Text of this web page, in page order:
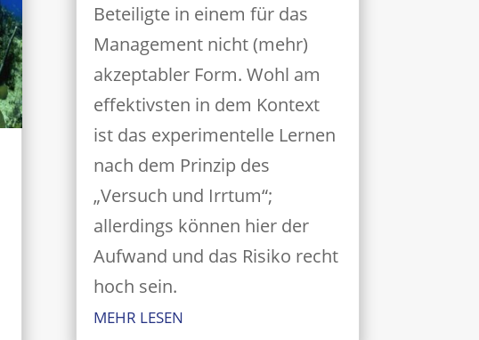
Beteiligte in einem für das
Management nicht (mehr)
akzeptabler Form. Wohl am
effektivsten in dem Kontext
ist das experimentelle Lernen
nach dem Prinzip des
„Versuch und Irrtum“;
allerdings können hier der
Aufwand und das Risiko recht
hoch sein.
MEHR LESEN